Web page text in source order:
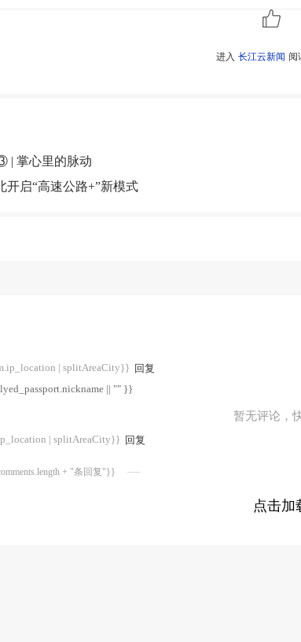
进入 长江云新闻 阅
| 掌心里的脉动
开启“高速公路+”新模式
| splitAreaCity}} 回复
|| "" }}
| splitAreaCity}} 回复
+ "条回复"}}
暂无评论，
点击加